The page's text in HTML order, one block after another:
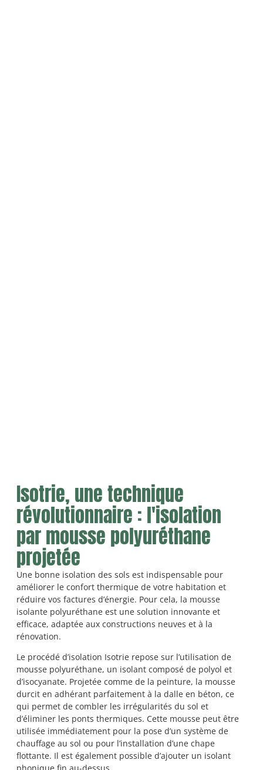
Isotrie, une technique
révolutionnaire : l'isolation
par mousse polyuréthane
projetée
Une bonne isolation des sols est indispensable pour
améliorer le confort thermique de votre habitation et
réduire vos factures d’énergie. Pour cela, la mousse
isolante polyuréthane est une solution innovante et
efficace, adaptée aux constructions neuves et à la
rénovation.
Le procédé d’isolation Isotrie repose sur l’utilisation de
mousse polyuréthane, un isolant composé de polyol et
d’isocyanate. Projetée comme de la peinture, la mousse
durcit en adhérant parfaitement à la dalle en béton, ce
qui permet de combler les irrégularités du sol et
d’éliminer les ponts thermiques. Cette mousse peut être
utilisée immédiatement pour la pose d’un système de
chauffage au sol ou pour l’installation d’une chape
flottante. Il est également possible d’ajouter un isolant